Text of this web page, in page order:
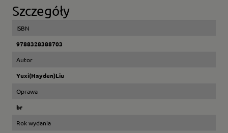
Szczegóły
ISBN
9788328388703
Autor
Yuxi(Hayden)Liu
Oprawa
br
Rok wydania